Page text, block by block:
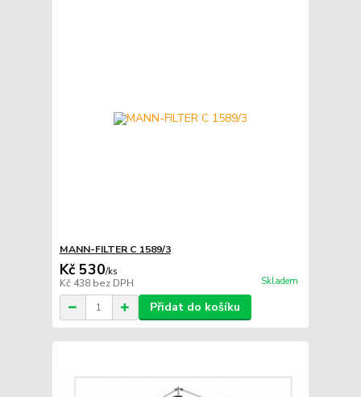
MANN-FILTER C 1589/3
Kč 530/ks
Kč 438 bez DPH Skladem
Přidat do košíku